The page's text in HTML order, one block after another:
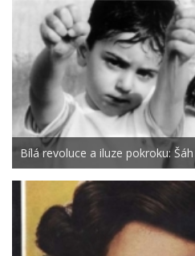
Bílá revoluce a iluze pokroku: